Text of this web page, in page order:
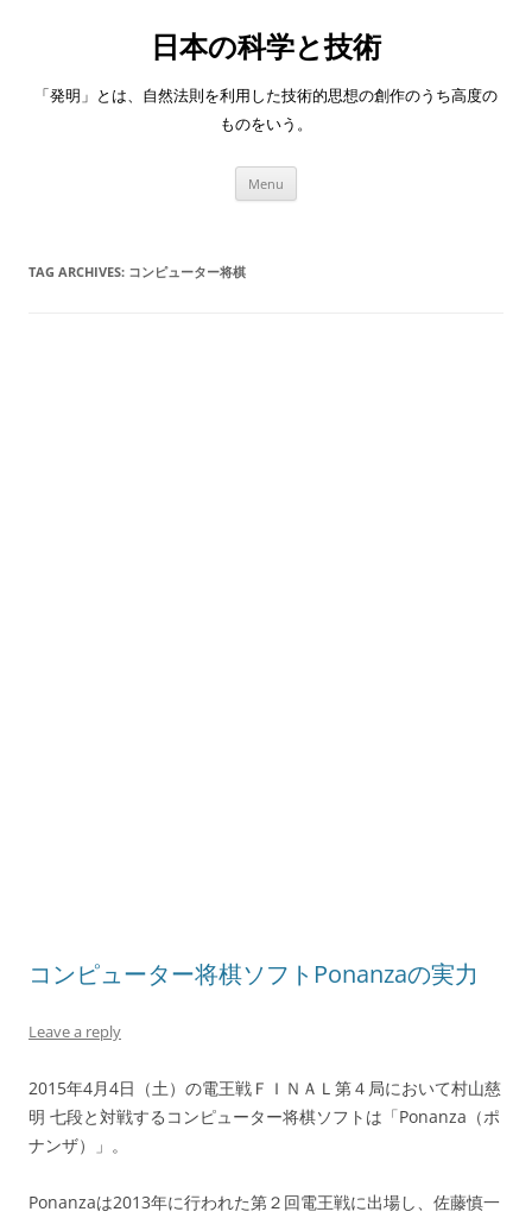
日本の科学と技術
「発明」とは、自然法則を利用した技術的思想の創作のうち高度の
ものをいう。
Menu
TAG ARCHIVES: コンピューター将棋
コンピューター将棋ソフトPonanzaの実力
Leave a reply
2015年4月4日（土）の電王戦ＦＩＮＡＬ第４局において村山慈
明 七段と対戦するコンピューター将棋ソフトは「Ponanza（ポ
ナンザ）」。
Ponanzaは2013年に行われた第２回電王戦に出場し、佐藤慎一